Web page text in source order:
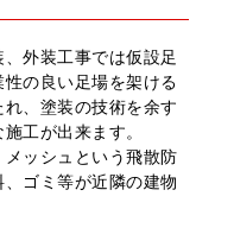
外装⼯事では仮設⾜
の良い⾜場を架ける
、塗装の技術を余す
⼯が出来ます。
ッシュという飛散防
ゴミ等が近隣の建物